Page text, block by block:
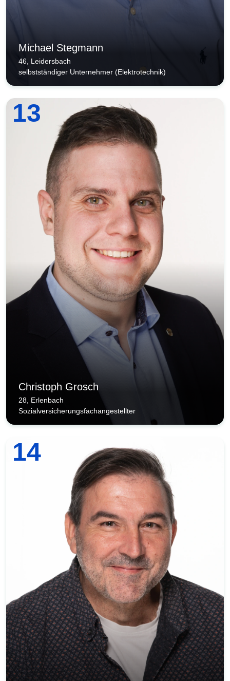
Michael Stegmann
46, Leidersbach
selbstständiger Unternehmer (Elektrotechnik)
13
Christoph Grosch
28, Erlenbach
Sozialversicherungsfachangestellter
14